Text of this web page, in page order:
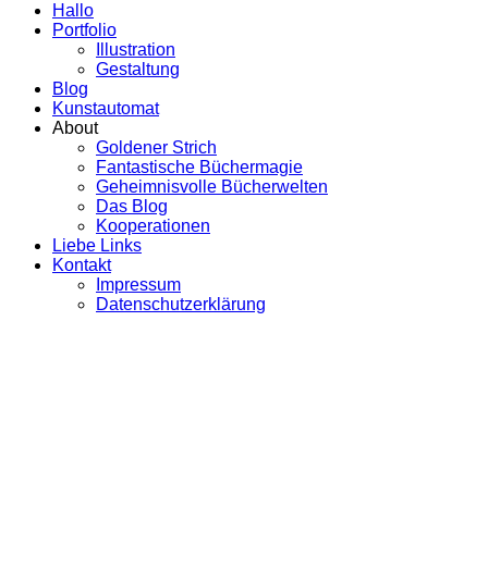
Hallo
Portfolio
Illustration
Gestaltung
Blog
Kunstautomat
About
Goldener Strich
Fantastische Büchermagie
Geheimnisvolle Bücherwelten
Das Blog
Kooperationen
Liebe Links
Kontakt
Impressum
Datenschutzerklärung